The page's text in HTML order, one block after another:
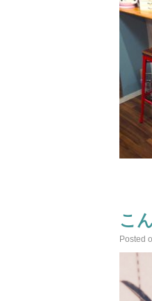
こ
Posted